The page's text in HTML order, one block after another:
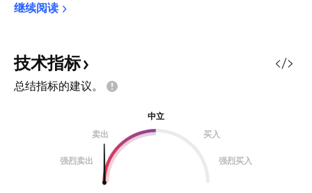
继续阅读
技术指标
总结指标的建议。
中立
卖出
买入
强烈卖出 强烈买入